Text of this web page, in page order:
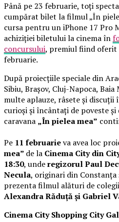
Până pe 23 februarie, toți
cumpărat bilet la filmul „În
cursa pentru un iPhone 17 Pro
achiziției biletului la cinema în
concursului, premiul fiind oferit
februarie.
După proiecțiile speciale din
Sibiu, Brașov, Cluj-Napoca,
multe aplauze, râsete și
curioși și încântați de poveste
caravana „În pielea mea”
Pe 11 februarieva avea loc
mea” de la Cinema City din
18:30, underegizorul Paul
Necula, originari din
prezenta filmul alături de
Alexandra Răduță și Gabriel
Cinema City Shopping City